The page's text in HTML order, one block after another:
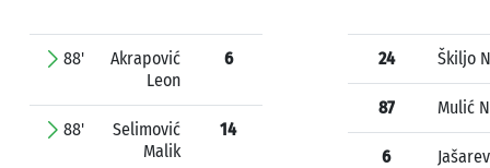
88'
Akrapović
Leon
6
88'
Selimović
Malik
14
24 Škiljo
87 Mulić
6